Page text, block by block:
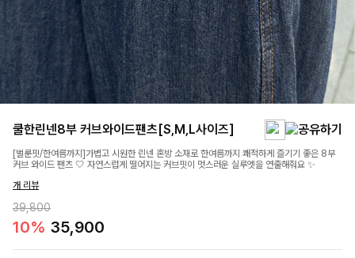
쿨한린넨8부 커브와이드팬츠[S,M,L사이즈]
[벌룬핏/한여름까지]가볍고 시원한 린넨 혼방 소재로 한여름까지 쾌적하게 즐기기 좋은 8부
커브 와이드 팬츠 🤍 자연스럽게 떨어지는 커브핏이 멋스러운 실루엣을 연출해줘요 ✨
개 리뷰
39,800
10% 35,900